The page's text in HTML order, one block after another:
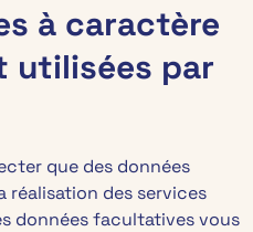
à caractère
utilisées par
que des données
réalisation des services
données facultatives vous